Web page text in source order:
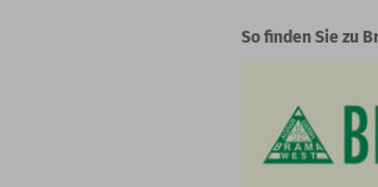
So finden Sie zu